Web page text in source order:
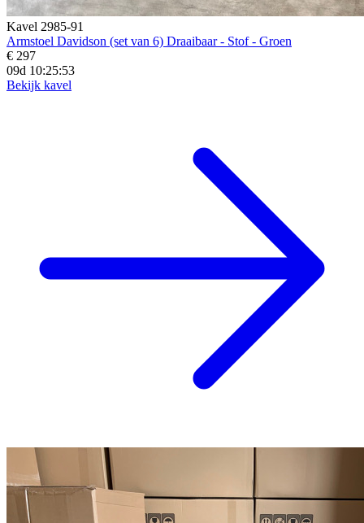
Kavel 2985-91
Armstoel Davidson (set van 6) Draaibaar - Stof - Groen
€ 297
09d 10:25:52
Bekijk kavel